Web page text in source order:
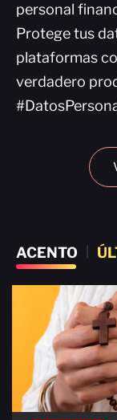
personal
Protege tus
plataformas
verdadero
ACENTO